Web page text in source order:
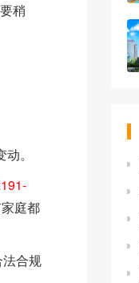
稍
。
庭都
合规